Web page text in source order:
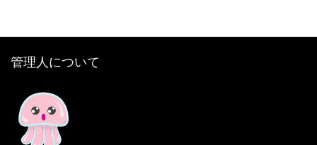
管理人について